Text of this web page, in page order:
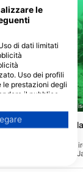
Giovanni Demmel, 85290
Walchensee, Am
Sul lato sud del lago,
casello in direzione di
le
di dati limitati
Uso dei profili
le prestazioni degli
il pubblico
per la
dati da parte di